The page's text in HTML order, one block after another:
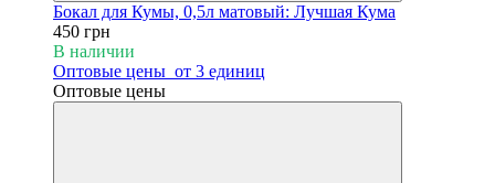
Бокал для Кумы, 0,5л матовый: Лучшая Кума
450 грн
В наличии
Оптовые цены от 3 единиц
Оптовые цены